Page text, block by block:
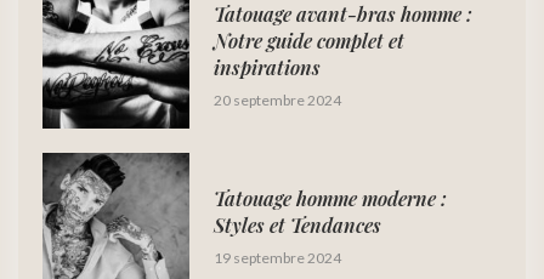
Tatouage avant-bras homme :
Notre guide complet et
inspirations
20 septembre 2024
Tatouage homme moderne :
Styles et Tendances
19 septembre 2024